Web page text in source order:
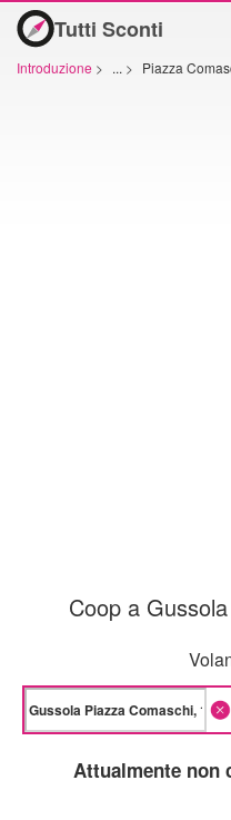
Tutti Sconti
Introduzione > ... > Piazza
Coop a
Attualmente non